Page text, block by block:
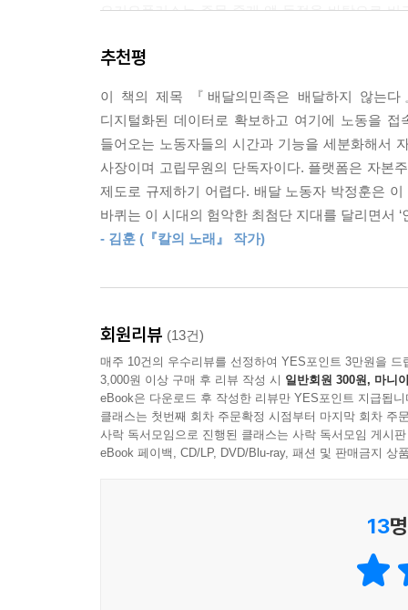
요기요플러스는 주문 중개 앱 독점을 바탕으로
라이더는 배달의민족이나 요기요와 직접 계약을
마지막으로 부릉, 바로고. 생각대로로 대표되는
현재 배달 산업에서 가장 보편적인 형태는 한국
노동자에게 입히면서도 아무런 책임을 지지 않을
최근 전 세계적으로 이슈가 되고 있는 플랫폼의
(양자)를 중개한다. 그런데 한국은 주문 중개 플
여기에는 배달 대행 플랫폼 사와 동네 배달 대행
그리고 이 동네 배달 대행사는 라이더와 ‘알선
플랫폼 회사는 라이더와 아무런 관계가 없다.
입어야 한다. 게다가 CU 편의점 알라가 가맹점의
플랫폼 ‘노동자’가 쓴 ‘현장’ 이야기
타다는 플랫폼 산업과 4차 산업혁명의 중심이
아이콘이 됐다. 이런 분위기는 ‘4차산업혁명위원
추천평
이 책의 제목 『배달의민족은 배달하지 않는
디지털화된 데이터로 확보하고 여기에 노동을
들어오는 노동자들의 시간과 기능을 세분화해서
사장이며 고립무원의 단독자이다. 플랫폼은 자본
제도로 규제하기 어렵다. 배달 노동자 박정훈은
바퀴는 이 시대의 험악한 최첨단 지대를 달리면서 ‘
- 김훈 (『칼의 노래』 작가)
회원리뷰 (13건)
매주 10건의 우수리뷰를 선정하여 YES포인트 3만원을 드
3,000원 이상 구매 후 리뷰 작성 시 일반회원 300원, 마니
eBook은 다운로드 후 작성한 리뷰만 YES포인트 지급됩니
클래스는 첫번째 회차 주문확정 시점부터 마지막 회차 주
사락 독서모임으로 진행된 클래스는 사락 독서모임 게시
eBook 페이백, CD/LP, DVD/Blu-ray, 패션 및 판매금지 상
13